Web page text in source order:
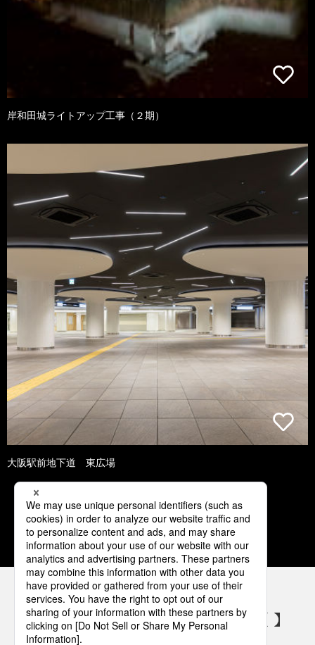
岸和田城ライトアップ工事（２期）
大阪駅前地下道 東広場
1 2 3 4 5
パナソニックの電気設備 SNSアカウント